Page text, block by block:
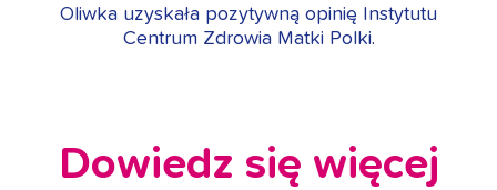
Oliwka uzyskała pozytywną opinię Instytutu
Centrum Zdrowia Matki Polki.
Dowiedz się więcej